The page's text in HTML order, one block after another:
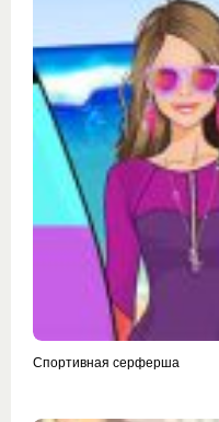
Спортивная серферша